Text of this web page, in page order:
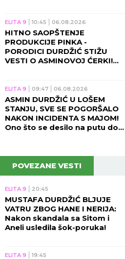
ELITA 9 10:45 06.08.2026
HITNO SAOPŠTENJE
PRODUKCIJE PINKA -
PORODICI DURDŽIĆ STIŽU
VESTI O ASMINOVOJ ĆERKI!
ELITA 9 09:47 06.08.2026
ASMIN DURDŽIĆ U LOŠEM
STANJU, SVE SE POGORŠALO
NAKON INCIDENTA S MAJOM!
Ono što se desilo na putu do
POVEZANE VESTI
ELITA 9 20:45
MUSTAFA DURDŽIĆ BLJUJE
VATRU ZBOG HANE I NERIJA:
Nakon skandala sa Sitom i
Aneli usledila šok-poruka!
ELITA 9 19:45